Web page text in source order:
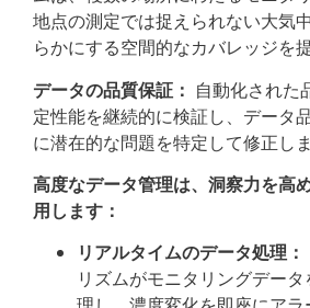
地点の測定では捉えられない大気
らかにする空間的なカバレッジを
データの品質保証： 自動化された
定性能を継続的に検証し、データ
に潜在的な問題を特定して修正し
高度なデータ管理は、洞察力を高
用します：
リアルタイムのデータ処理：
リズムがモニタリングデー